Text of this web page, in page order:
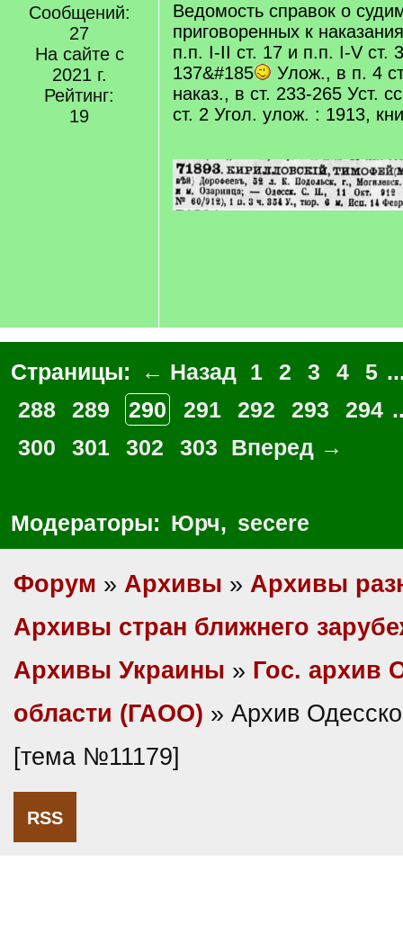
Сообщений:
27
На сайте с
2021 г.
Рейтинг:
19
Ведомость справок о
приговоренных к
п.п. I-II ст. 17 и п.п. I-V ст.
137&#185
Улож., в п. 4
наказ., в ст. 233-265 Уст.
ст. 2 Угол. улож. : 1913,
Страницы: ← Назад 1 2 3 4 5
288
289 290 291 292 293 294
300
301 302 303 Вперед →
Модераторы: Юрч, secere
Форум » Архивы » Архивы
Архивы стран ближнего
Архивы Украины » Гос. архив
области (ГАОО) » Архив
[тема №11179]
RSS